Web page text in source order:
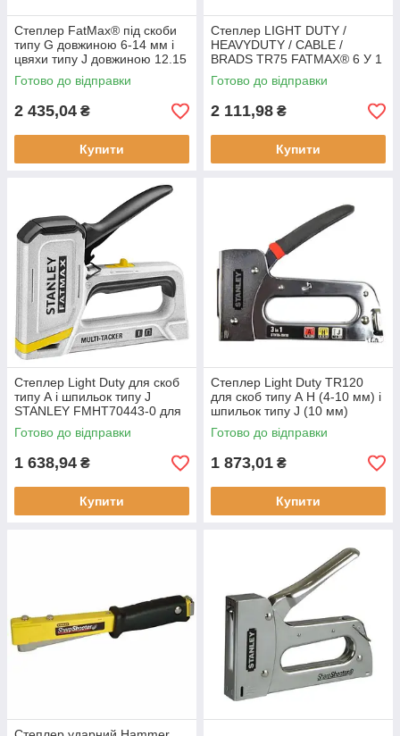
Степлер FatMax® під скоби
типу G довжиною 6-14 мм і
цвяхи типу J довжиною 12.15
мм STANLEY FMHT0-80551
важільний новий
Готово до відправки
2 435,04 ₴
Купити
Степлер LIGHT DUTY /
HEAVYDUTY / CABLE /
BRADS TR75 FATMAX® 6 У 1
для всіх типів скоб STANLEY
FMHT6-70868 важільний
Готово до відправки
2 111,98 ₴
Купити
Степлер Light Duty для скоб
типу А і шпильок типу J
STANLEY FMHT70443-0 для
професійного використання з
механізмом EASY SQUEEZE
Готово до відправки
1 638,94 ₴
Купити
Степлер Light Duty TR120
для скоб типу А Н (4-10 мм) і
шпильок типу J (10 мм)
STANLEY STHT6-70410 500
шт. в упаковці
Готово до відправки
1 873,01 ₴
Купити